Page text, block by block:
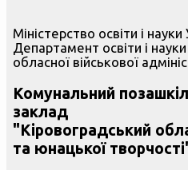
Міністерство освіти і науки
Департамент освіти і
обласної військової
Комунальний
заклад
"Кіровоградський
та юнацької